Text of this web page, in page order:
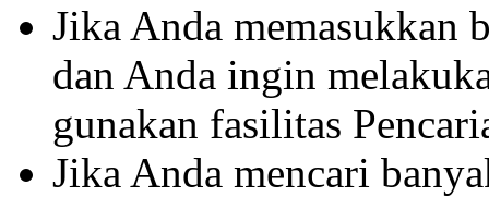
Jika Anda memasukkan
dan Anda ingin
gunakan fasilitas
Jika Anda mencari